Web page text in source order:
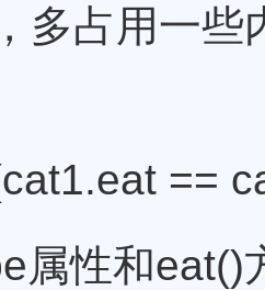
多占用一些
==
属性和eat()